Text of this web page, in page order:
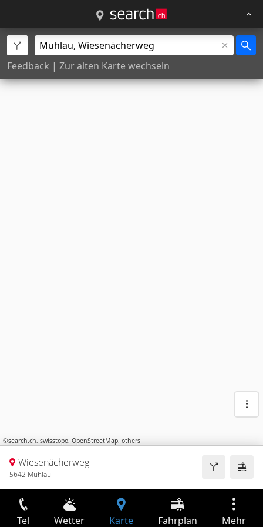
Feedback | Zur alten Karte wechseln
©search.ch, swisstopo, OpenStreetMap, others
Wiesenächerweg
5642 Mühlau
Tel Wetter Karte Fahrplan Mehr